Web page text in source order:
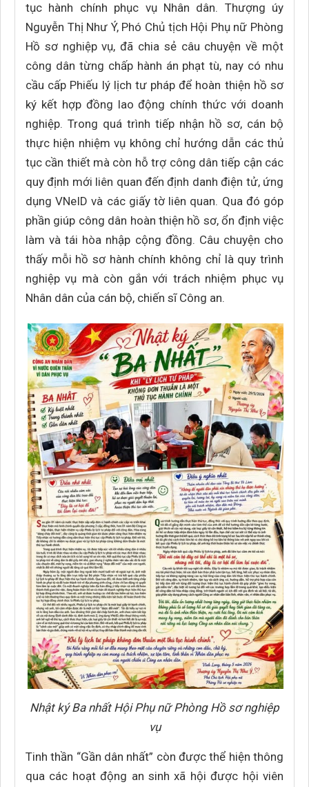
tục hành chính phục vụ Nhân dân. Thượng úy
Nguyễn Thị Như Ý, Phó Chủ tịch Hội Phụ nữ Phòng
Hồ sơ nghiệp vụ, đã chia sẻ câu chuyện về một
công dân từng chấp hành án phạt tù, nay có nhu
cầu cấp Phiếu lý lịch tư pháp để hoàn thiện hồ sơ
ký kết hợp đồng lao động chính thức với doanh
nghiệp. Trong quá trình tiếp nhận hồ sơ, cán bộ
thực hiện nhiệm vụ không chỉ hướng dẫn các thủ
tục cần thiết mà còn hỗ trợ công dân tiếp cận các
quy định mới liên quan đến định danh điện tử, ứng
dụng VNeID và các giấy tờ liên quan. Qua đó góp
phần giúp công dân hoàn thiện hồ sơ, ổn định việc
làm và tái hòa nhập cộng đồng. Câu chuyện cho
thấy mỗi hồ sơ hành chính không chỉ là quy trình
nghiệp vụ mà còn gắn với trách nhiệm phục vụ
Nhân dân của cán bộ, chiến sĩ Công an.
Nhật ký Ba nhất Hội Phụ nữ Phòng Hồ sơ nghiệp
vụ
Tinh thần “Gần dân nhất” còn được thể hiện thông
qua các hoạt động an sinh xã hội được hội viên